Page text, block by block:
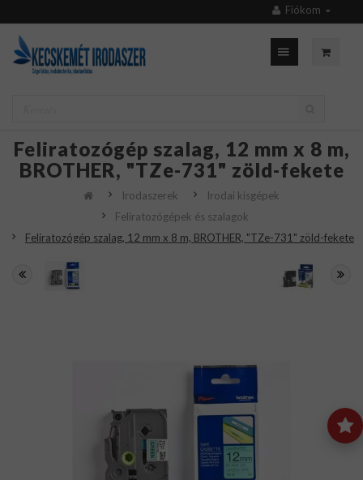
Fiókom
Feliratozógép szalag, 12 mm x 8 m,
BROTHER, "TZe-731" zöld-fekete
Irodaszerek
Irodai kisgépek
Feliratozógépek és szalagok
Feliratozógép szalag, 12 mm x 8 m, BROTHER, "TZe-731" zöld-fekete